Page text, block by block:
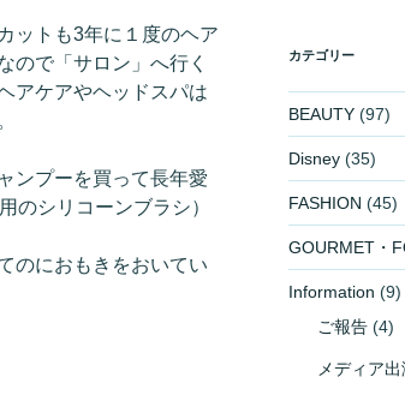
ットも3年に１度のヘア
ので「サロン」へ行く
アケアやヘッドスパは
ンプーを買って長年愛
のシリコーンブラシ）
のにおもきをおいてい
カテゴリー
BEAUTY(97)
Disney(35)
FASHION (45)
GOURMET・
Information (9)
ご報告(4)
メディア出